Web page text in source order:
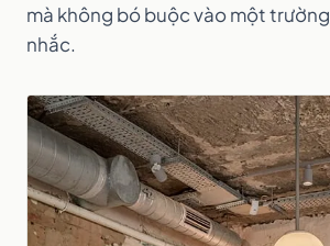
mà không bó buộc vào một
nhắc.